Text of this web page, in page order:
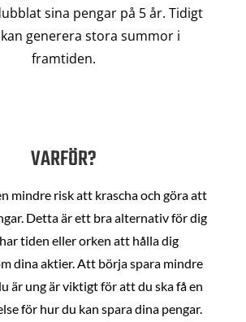
sina pengar på 5 år. Tidigt
generera stora summor i
framtiden.
VARFÖR?
mindre risk att krascha och göra att
Detta är ett bra alternativ för dig
tiden eller orken att hålla dig
dina aktier. Att börja spara mindre
är ung är viktigt för att du ska få en
för hur du kan spara dina pengar.